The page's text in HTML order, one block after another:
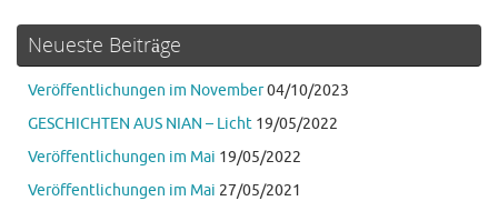
Neueste Beiträge
Veröffentlichungen im November04/10/2023
GESCHICHTEN AUS NIAN – Licht 19/05/2022
Veröffentlichungen im Mai 19/05/2022
Veröffentlichungen im Mai 27/05/2021